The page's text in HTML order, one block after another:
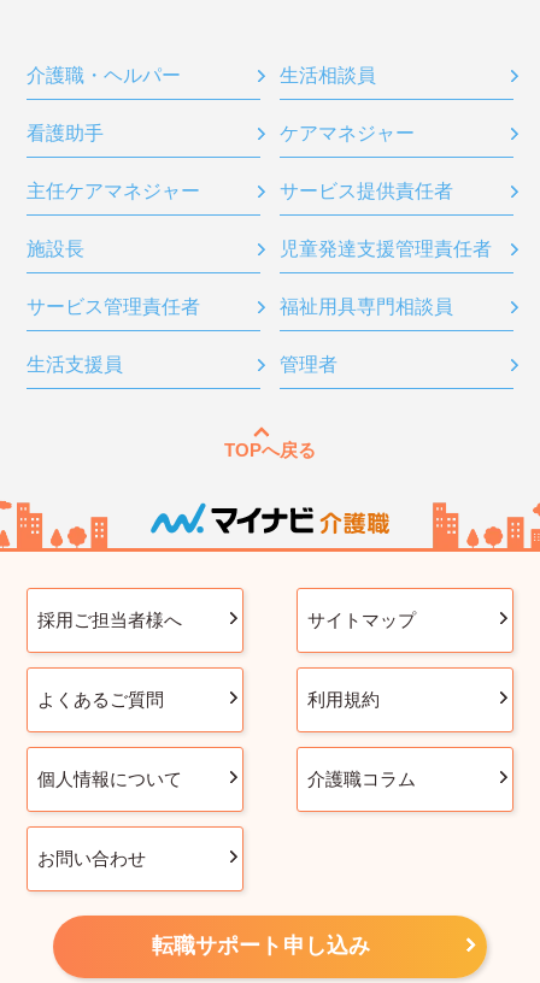
介護職・ヘルパー 生活相談員
看護助手 ケアマネジャー
主任ケアマネジャー サービス提供責任者
施設長 児童発達支援管理責任者
サービス管理責任者 福祉用具専門相談員
生活支援員 管理者
TOPへ戻る
採用ご担当者様へ サイトマップ
よくあるご質問 利用規約
個人情報について 介護職コラム
お問い合わせ
転職サポート申し込み